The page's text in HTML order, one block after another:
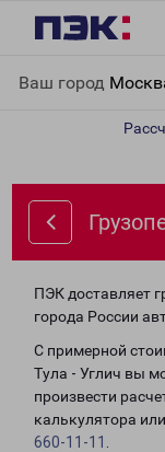
Ваш город
ПЭК доставляет
города России
С примерной
Тула - Углич вы
произвести
калькулятора
660-11-11